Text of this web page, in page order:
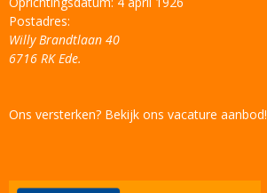
Postadres:
Willy Brandtlaan 40
6716 RK Ede.
Ons versterken? Bekijk ons vacature aanbod!